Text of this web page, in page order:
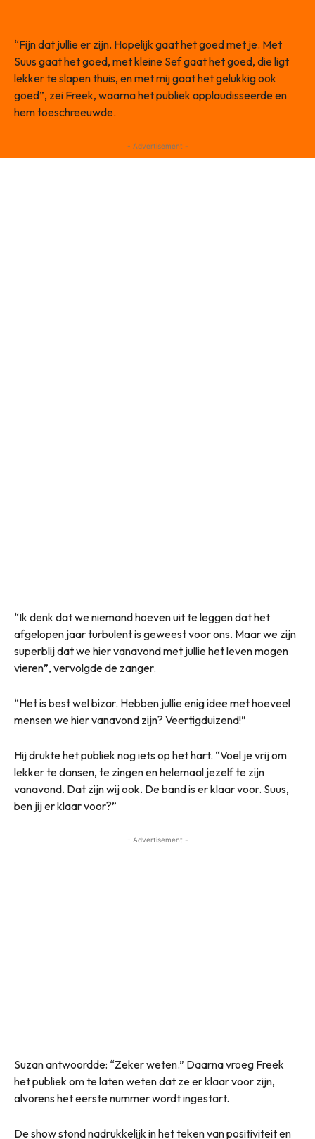
“Fijn dat jullie er zijn. Hopelijk gaat het goed met je. Met
Suus gaat het goed, met kleine Sef gaat het goed, die ligt
lekker te slapen thuis, en met mij gaat het gelukkig ook
goed”, zei Freek, waarna het publiek applaudisseerde en
hem toeschreeuwde.
- Advertisement -
“Ik denk dat we niemand hoeven uit te leggen dat het
afgelopen jaar turbulent is geweest voor ons. Maar we zijn
superblij dat we hier vanavond met jullie het leven mogen
vieren”, vervolgde de zanger.
“Het is best wel bizar. Hebben jullie enig idee met hoeveel
mensen we hier vanavond zijn? Veertigduizend!”
Hij drukte het publiek nog iets op het hart. “Voel je vrij om
lekker te dansen, te zingen en helemaal jezelf te zijn
vanavond. Dat zijn wij ook. De band is er klaar voor. Suus,
ben jij er klaar voor?”
- Advertisement -
Suzan antwoordde: “Zeker weten.” Daarna vroeg Freek
het publiek om te laten weten dat ze er klaar voor zijn,
alvorens het eerste nummer wordt ingestart.
De show stond nadrukkelijk in het teken van positiviteit en